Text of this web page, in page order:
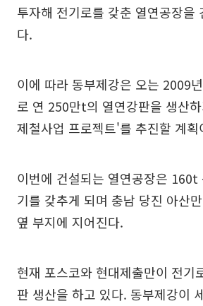
투자해 전기로를 갖춘 열연공장을
다.
이에 따라 동부제강은 오는 2009
로 연 250만t의 열연강판을 생산
제철사업 프로젝트'를 추진할 계획
이번에 건설되는 열연공장은 160t
기를 갖추게 되며 충남 당진 아산
옆 부지에 지어진다.
현재 포스코와 현대제출만이 전기
판 생산을 하고 있다. 동부제강이